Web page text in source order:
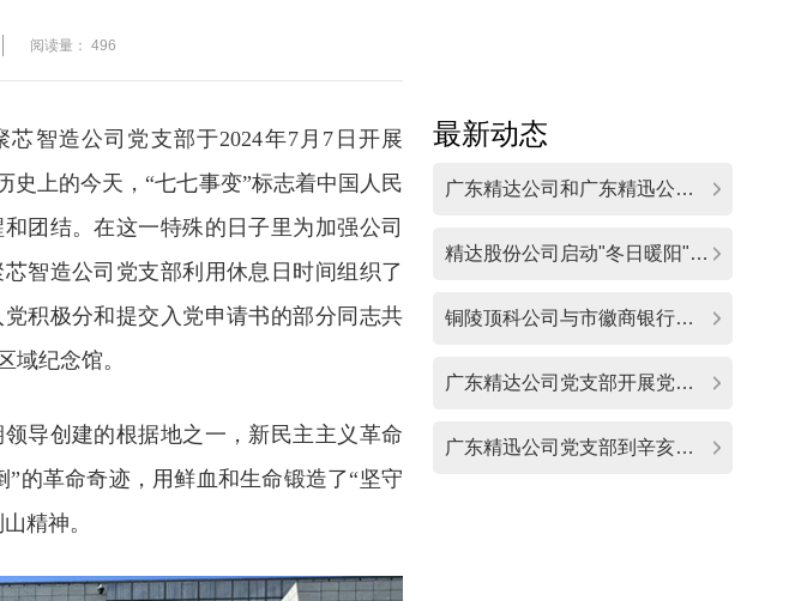
阅读量： 496
最新动态
广东精达公司和广东精迅公司党支部联合开展主题党日植树活动
精达股份公司启动"冬日暖阳"乡村振兴主题行动
铜陵顶科公司与市徽商银行党支部联建活动圆满举行
广东精达公司党支部开展党纪学习教育主题党日活动
广东精迅公司党支部到辛亥革命纪念馆与黄埔军校参观学习
智造公司党支部于2024年7月7日开展
史上的今天，“七七事变”标志着中国人民
团结。在这一特殊的日子里为加强公司
智造公司党支部利用休息日时间组织了
积极分和提交入党申请书的部分同志共
域纪念馆。
导创建的根据地之一，新民主主义革命
的革命奇迹，用鲜血和生命锻造了“坚守
精神。